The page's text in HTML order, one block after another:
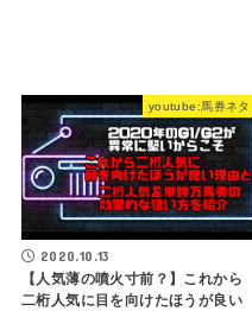
youtube:馬券ネタ
2020.10.13
【人気薄の噴火寸前？】これから
二桁人気に目を向けたほうが良い